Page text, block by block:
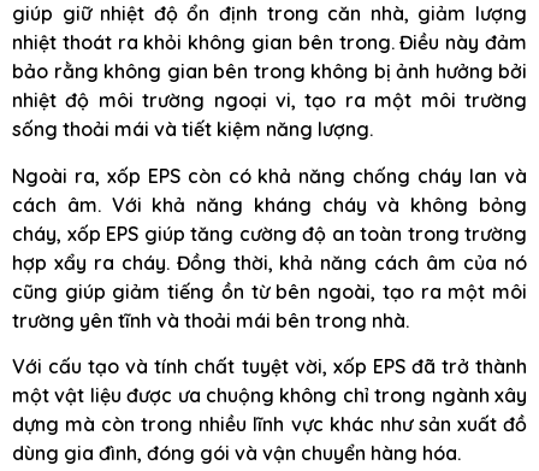
giúp giữ nhiệt độ ổn định trong căn nhà, giảm lượng
nhiệt thoát ra khỏi không gian bên trong. Điều này đảm
bảo rằng không gian bên trong không bị ảnh hưởng bởi
nhiệt độ môi trường ngoại vi, tạo ra một môi trường
sống thoải mái và tiết kiệm năng lượng.
Ngoài ra, xốp EPS còn có khả năng chống cháy lan và
cách âm. Với khả năng kháng cháy và không bỏng
cháy, xốp EPS giúp tăng cường độ an toàn trong trường
hợp xẩy ra cháy. Đồng thời, khả năng cách âm của nó
cũng giúp giảm tiếng ồn từ bên ngoài, tạo ra một môi
trường yên tĩnh và thoải mái bên trong nhà.
Với cấu tạo và tính chất tuyệt vời, xốp EPS đã trở thành
một vật liệu được ưa chuộng không chỉ trong ngành xây
dựng mà còn trong nhiều lĩnh vực khác như sản xuất đồ
dùng gia đình, đóng gói và vận chuyển hàng hóa.